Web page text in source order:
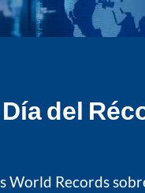
del
World Records